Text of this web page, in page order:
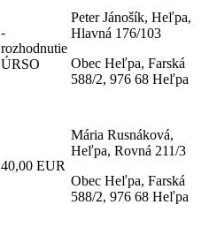
-
rozhodnutie
ÚRSO
Peter Jánošík, Heľpa,
Hlavná 176/103
Obec Heľpa, Farská
588/2, 976 68 Heľpa
40,00 EUR
Mária Rusnáková,
Heľpa, Rovná 211/3
Obec Heľpa, Farská
588/2, 976 68 Heľpa